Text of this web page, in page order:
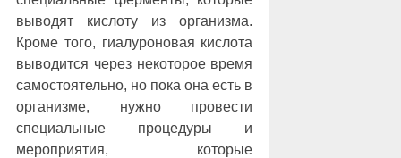
выводят кислоту из организма.
Кроме того, гиалуроновая кислота
выводится через некоторое время
самостоятельно, но пока она есть в
организме, нужно провести
специальные процедуры и
мероприятия, которые